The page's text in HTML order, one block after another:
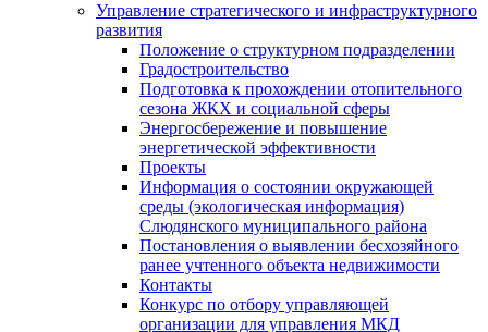
Управление стратегического и инфраструктурного
развития
Положение о структурном подразделении
Градостроительство
Подготовка к прохождении отопительного
сезона ЖКХ и социальной сферы
Энергосбережение и повышение
энергетической эффективности
Проекты
Информация о состоянии окружающей
среды (экологическая информация)
Слюдянского муниципального района
Постановления о выявлении бесхозяйного
ранее учтенного объекта недвижимости
Контакты
Конкурс по отбору управляющей
организации для управления МКД